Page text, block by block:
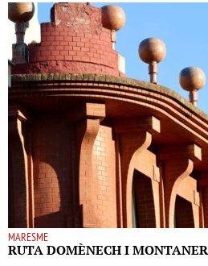
MARESME
RUTA DOMÈNECH I